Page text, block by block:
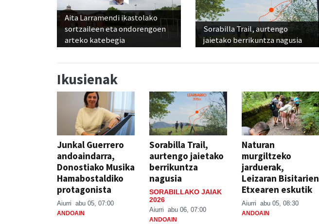
Aita Larramendi ikastolako
sortzaileen eta ondorengoen
arteko katebegia
Sorabilla Trail, aurtengo
jaietako berrikuntza nagusia
Ikusienak
Junkal Guerrero
andoaindarra,
Donostiako Musika
Hamabostaldiko
protagonista
Aiurri abu 05, 07:00
ANDOAIN
Sorabilla Trail,
aurtengo jaietako
berrikuntza
nagusia
SORABILLAKO JAIAK
2026
Aiurri abu 06, 07:00
ANDOAIN
Naturan
murgiltzeko
jarduerak,
Leizaran Bisitarien
Etxearen eskutik
Aiurri abu 05, 08:30
ANDOAIN